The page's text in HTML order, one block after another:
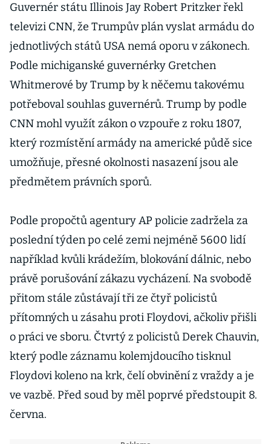
Guvernér státu Illinois Jay Robert Pritzker řekl
televizi CNN, že Trumpův plán vyslat armádu do
jednotlivých států USA nemá oporu v zákonech.
Podle michiganské guvernérky Gretchen
Whitmerové by Trump by k něčemu takovému
potřeboval souhlas guvernérů. Trump by podle
CNN mohl využít zákon o vzpouře z roku 1807,
který rozmístění armády na americké půdě sice
umožňuje, přesné okolnosti nasazení jsou ale
předmětem právních sporů.
Podle propočtů agentury AP policie zadržela za
poslední týden po celé zemi nejméně 5600 lidí
například kvůli krádežím, blokování dálnic, nebo
právě porušování zákazu vycházení. Na svobodě
přitom stále zůstávají tři ze čtyř policistů
přítomných u zásahu proti Floydovi, ačkoliv přišli
o práci ve sboru. Čtvrtý z policistů Derek Chauvin,
který podle záznamu kolemjdoucího tisknul
Floydovi koleno na krk, čelí obvinění z vraždy a je
ve vazbě. Před soud by měl poprvé předstoupit 8.
června.